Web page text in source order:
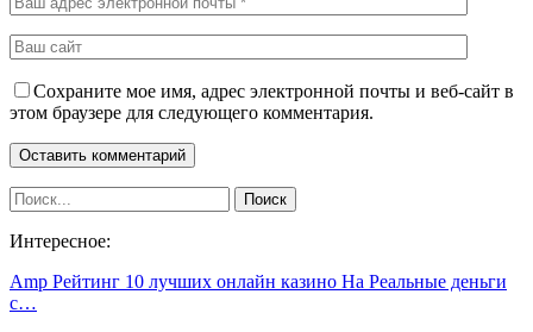
Сохраните мое имя, адрес электронной почты и веб-сайт в
этом браузере для следующего комментария.
Интересное:
Amp Рейтинг 10 лучших онлайн казино На Реальные деньги
с…